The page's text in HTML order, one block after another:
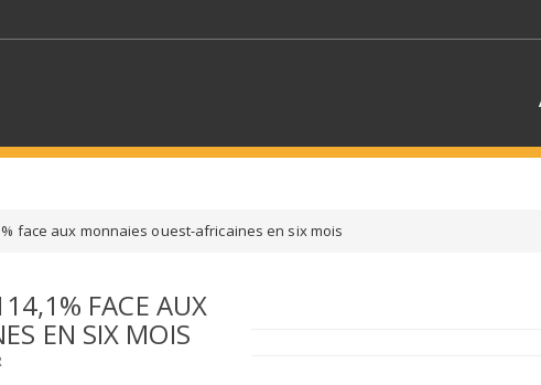
SÉLECTIONNEZ UNE CATÉGORIE
face aux monnaies ouest-africaines en six mois
FACE AUX
EN SIX MOIS